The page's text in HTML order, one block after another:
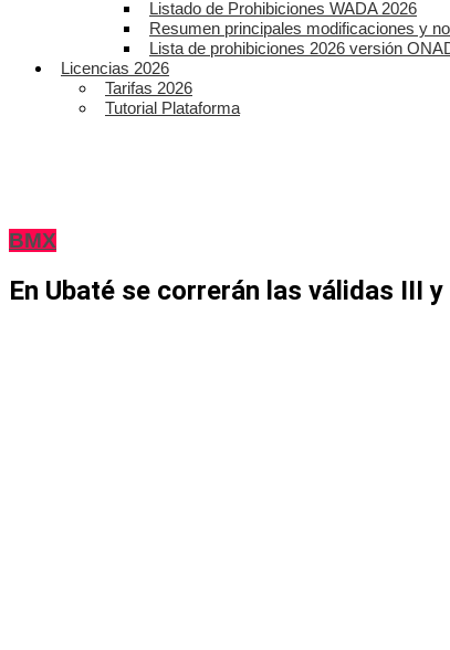
Listado de Prohibiciones WADA 2026
Resumen principales modificaciones y
Lista de prohibiciones 2026 versión
Licencias 2026
Tarifas 2026
Tutorial Plataforma
BMX
En Ubaté se correrán las válidas III